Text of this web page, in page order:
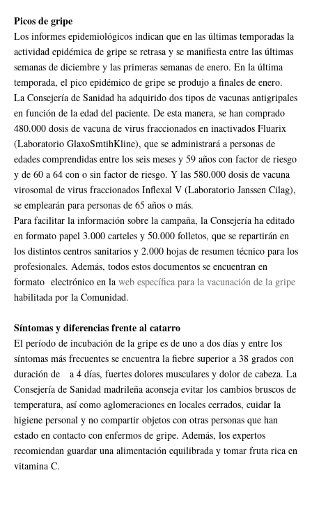
Picos de gripe
Los informes epidemiológicos indican que en las últimas temporadas la
actividad epidémica de gripe se retrasa y se manifiesta entre las últimas
semanas de diciembre y las primeras semanas de enero. En la última
temporada, el pico epidémico de gripe se produjo a finales de enero.
La Consejería de Sanidad ha adquirido dos tipos de vacunas antigripales
en función de la edad del paciente. De esta manera, se han comprado
480.000 dosis de vacuna de virus fraccionados en inactivados Fluarix
(Laboratorio GlaxoSmtihKline), que se administrará a personas de
edades comprendidas entre los seis meses y 59 años con factor de riesgo
y de 60 a 64 con o sin factor de riesgo. Y las 580.000 dosis de vacuna
virosomal de virus fraccionados Inflexal V (Laboratorio Janssen Cilag),
se emplearán para personas de 65 años o más.
Para facilitar la información sobre la campaña, la Consejería ha editado
en formato papel 3.000 carteles y 50.000 folletos, que se repartirán en
los distintos centros sanitarios y 2.000 hojas de resumen técnico para los
profesionales. Además, todos estos documentos se encuentran en
formato electrónico en la web específica para la vacunación de la gripe
habilitada por la Comunidad.
Síntomas y diferencias frente al catarro
El período de incubación de la gripe es de uno a dos días y entre los
síntomas más frecuentes se encuentra la fiebre superior a 38 grados con
duración de a 4 días, fuertes dolores musculares y dolor de cabeza. La
Consejería de Sanidad madrileña aconseja evitar los cambios bruscos de
temperatura, así como aglomeraciones en locales cerrados, cuidar la
higiene personal y no compartir objetos con otras personas que han
estado en contacto con enfermos de gripe. Además, los expertos
recomiendan guardar una alimentación equilibrada y tomar fruta rica en
vitamina C.